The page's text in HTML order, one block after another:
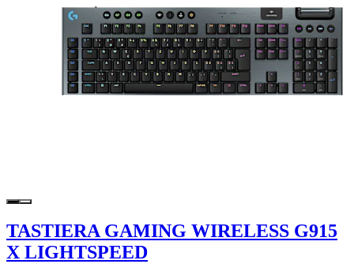
TASTIERA GAMING WIRELESS G915
X LIGHTSPEED